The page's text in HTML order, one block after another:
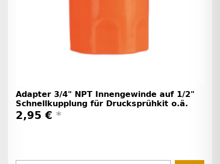
Adapter 3/4" NPT Innengewinde auf 1/2"
Schnellkupplung für Drucksprühkit o.ä.
2,95 € *